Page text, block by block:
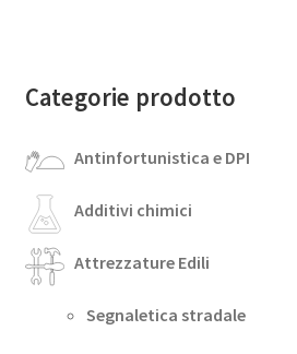
Categorie prodotto
Antinfortunistica e DPI
Additivi chimici
Attrezzature Edili
Segnaletica stradale